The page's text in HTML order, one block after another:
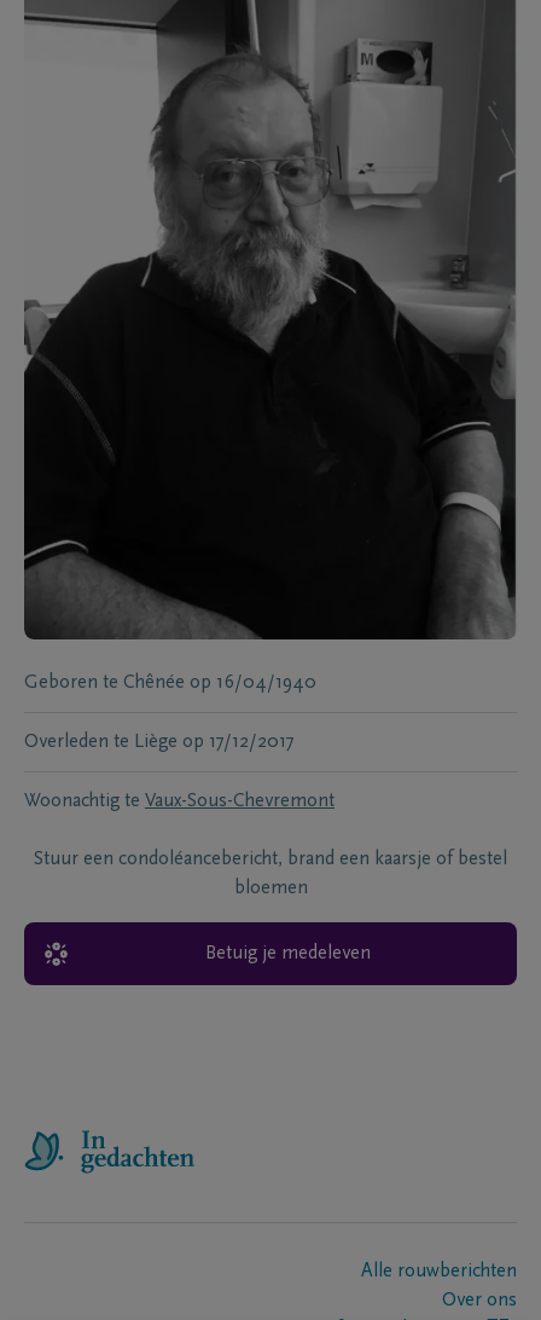
Geboren te Chênée op 16/04/1940
Overleden te Liège op 17/12/2017
Woonachtig te Vaux-Sous-Chevremont
Stuur een condoléancebericht, brand een kaarsje of bestel
bloemen
Betuig je medeleven
Alle rouwberichten
Over ons